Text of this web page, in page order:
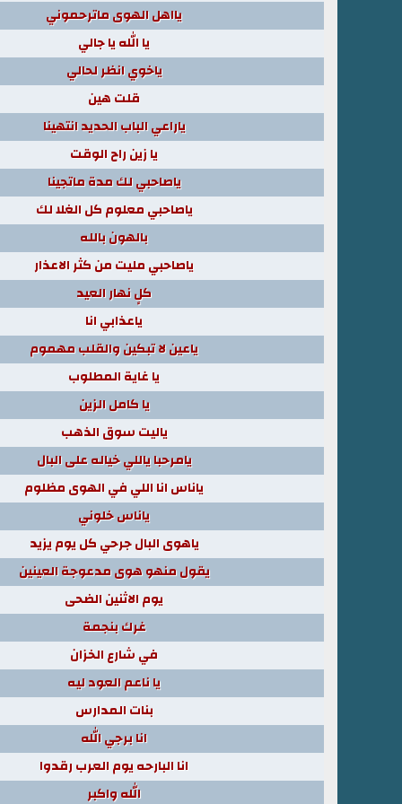
يااهل الهوى ماترحموني
يا الله يا جالي
ياخوي انظر لحالي
قلت هين
ياراعي الباب الحديد انتهينا
يا زين راح الوقت
ياصاحبي لك مدة ماتجينا
ياصاحبي معلوم كل الغلا لك
بالهون بالله
ياصاحبي مليت من كثر الاعذار
كلٍ نهار العيد
ياعذابي انا
ياعين لا تبكين والقلب مهموم
يا غاية المطلوب
يا كامل الزين
ياليت سوق الذهب
يامرحبا ياللي خياله على البال
ياناس انا اللي في الهوى مظلوم
ياناس خلوني
ياهوى البال جرحي كل يوم يزيد
يقول منهو هوى مدعوجة العينين
يوم الاثنين الضحى
غرك بنجمة
في شارع الخزان
يا ناعم العود ليه
بنات المدارس
انا برجي الله
انا البارحه يوم العرب رقدوا
الله واكبر